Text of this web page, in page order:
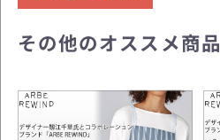
その他のオススメ商品